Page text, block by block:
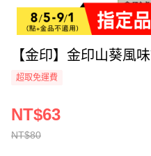
【金印】金印山葵風
超取免運費
NT$80
NT$63